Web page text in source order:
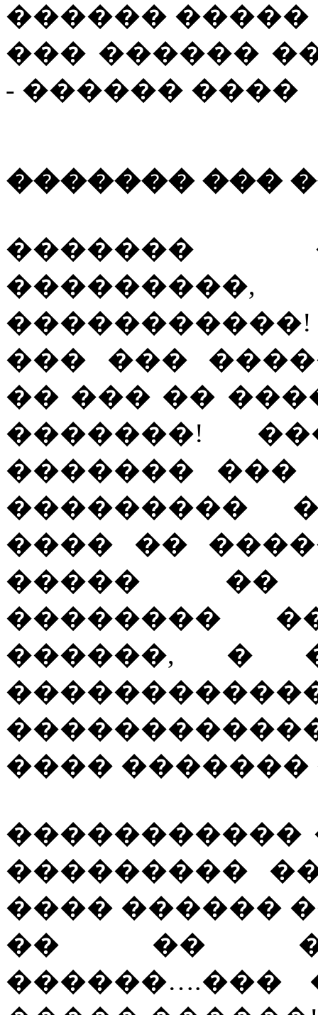
������ �����
��� ������
- ������ ����
������� ���
�������
��� ���
�� ��� ��
�������!
������� ���
���������
���� ��
����� ��
��������
������, �
���� �������
�����������
���������
���� ������
�� �� ��
������….���